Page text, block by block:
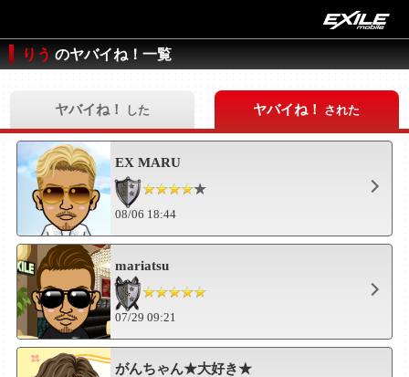
りう のヤバイね！一覧
ヤバイね！ した ヤバイね！ された
EX MARU
08/06 18:44
mariatsu
07/29 09:21
がんちゃん★大好き★